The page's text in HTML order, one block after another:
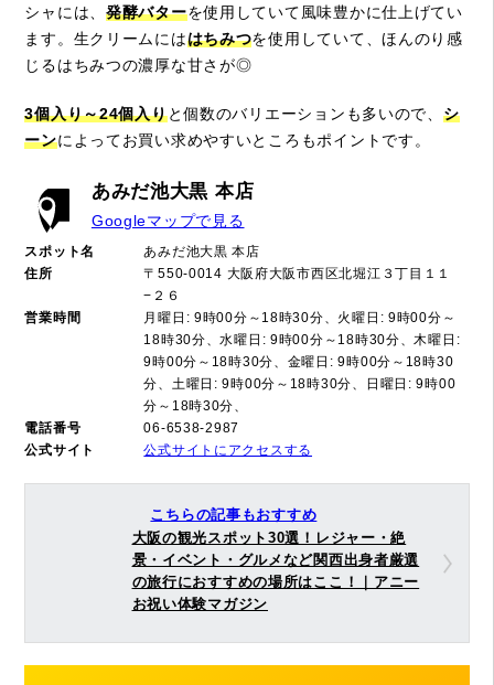
シャには、 発酵バターを使用していて風味豊かに仕上げてい
ます。生クリームにははちみつを使用していて、ほんのり感
じるはちみつの濃厚な甘さが◎
3個入り～24個入りと個数のバリエーションも多いので、 シ
ーンによってお買い求めやすいところもポイントです。
あみだ池大黒 本店
Googleマップで見る
スポット名
あみだ池大黒 本店
住所
〒550-0014 大阪府大阪市西区北堀江３丁目１１
−２６
営業時間
月曜日: 9時00分～18時30分、火曜日: 9時00分～
18時30分、水曜日: 9時00分～18時30分、木曜日:
9時00分～18時30分、金曜日: 9時00分～18時30
分、土曜日: 9時00分～18時30分、日曜日: 9時00
分～18時30分、
電話番号
06-6538-2987
公式サイト
公式サイトにアクセスする
こちらの記事もおすすめ
大阪の観光スポット30選！レジャー・絶
景・イベント・グルメなど関西出身者厳選
の旅行におすすめの場所はここ！｜アニー
お祝い体験マガジン